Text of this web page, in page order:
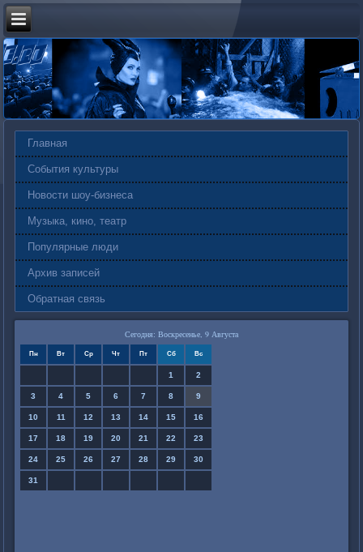
Главная
События культуры
Новости шоу-бизнеса
Музыка, кино, театр
Популярные люди
Архив записей
Обратная связь
Сегодня: Воскресенье, 9 Августа
Пн Вт Ср Чт Пт Сб Вс
1 2
3 4 5 6 7 8 9
10 11 12 13 14 15 16
17 18 19 20 21 22 23
24 25 26 27 28 29 30
31